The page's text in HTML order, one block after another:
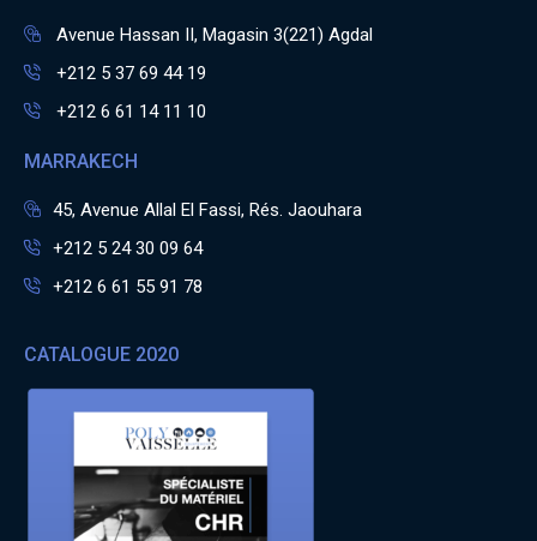
Avenue Hassan II, Magasin 3(221) Agdal
+212 5 37 69 44 19
+212 6 61 14 11 10
MARRAKECH
45, Avenue Allal El Fassi, Rés. Jaouhara
+212 5 24 30 09 64
+212 6 61 55 91 78
CATALOGUE 2020